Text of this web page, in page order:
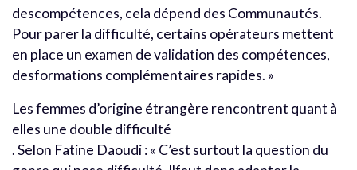
descompétences, cela dépend des Communautés.
Pour parer la difficulté, certains opérateurs mettent
en place un examen de validation des compétences,
desformations complémentaires rapides. »
Les femmes d’origine étrangère rencontrent quant à
elles une double difficulté
. Selon Fatine Daoudi : « C’est surtout la question du